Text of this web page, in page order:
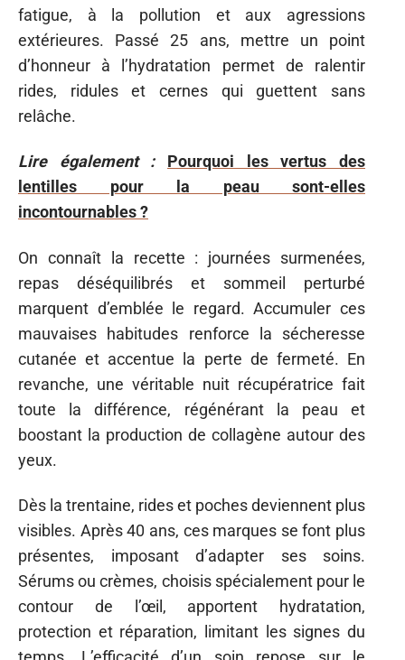
fatigue, à la pollution et aux agressions
extérieures. Passé 25 ans, mettre un point
d’honneur à l’hydratation permet de ralentir
rides, ridules et cernes qui guettent sans
relâche.
Lire également :
Pourquoi les vertus des
lentilles pour la peau sont-elles
incontournables ?
On connaît la recette : journées surmenées,
repas déséquilibrés et sommeil perturbé
marquent d’emblée le regard. Accumuler ces
mauvaises habitudes renforce la sécheresse
cutanée et accentue la perte de fermeté. En
revanche, une véritable nuit récupératrice fait
toute la différence, régénérant la peau et
boostant la production de collagène autour des
yeux.
Dès la trentaine, rides et poches deviennent plus
visibles. Après 40 ans, ces marques se font plus
présentes, imposant d’adapter ses soins.
Sérums ou crèmes, choisis spécialement pour le
contour de l’œil, apportent hydratation,
protection et réparation, limitant les signes du